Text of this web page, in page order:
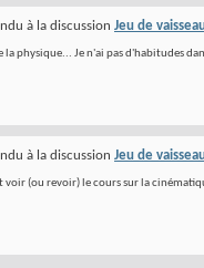
à la discussion Jeu de
la physique... Je n'ai pas d'habitudes
à la discussion Jeu de
voir (ou revoir) le cours sur la